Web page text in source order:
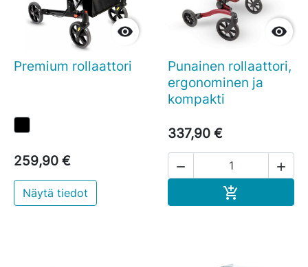

Premium rollaattori
259,90 €
Näytä tiedot

Punainen rollaattori,
ergonominen ja
kompakti
337,90 €
 
